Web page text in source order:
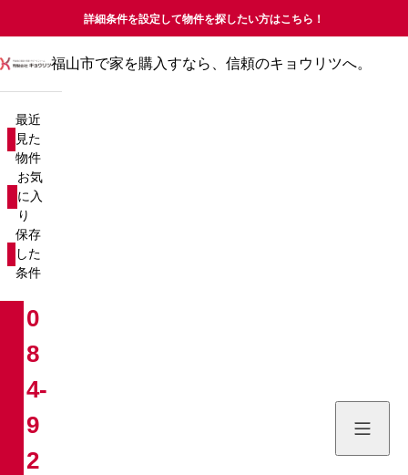
分譲マンション
お問い合わせ
詳細条件を設定して物件を探したい方はこちら！
福山市で家を購入すなら、信頼のキョウリツへ。
最近
見た
物件
お気
に入
り
保存
した
条件
0
8
4-
9
2